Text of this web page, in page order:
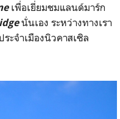
เพื่อเยี่ยมชมแลนด์มาร์ก
นั่นเอง ระหว่างทางเรา
ะจำเมืองนิวคาสเซิล